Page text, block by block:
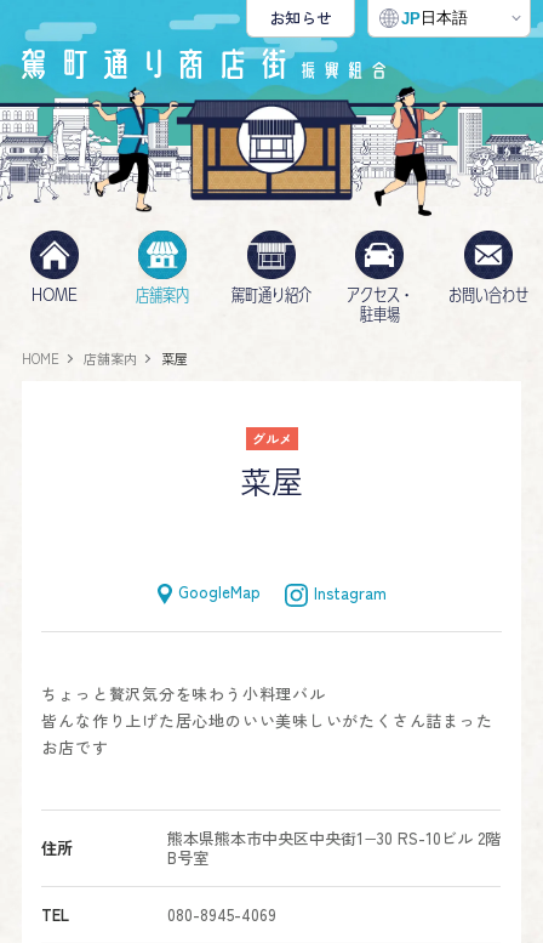
HOME 店舗案内 駕町通り紹介
アクセス・
駐車場
お問い合わせ
お知らせ JP 日本語
HOME 店舗案内 菜屋
グルメ
菜屋
GoogleMap Instagram
ちょっと贅沢気分を味わう小料理バル
皆んな作り上げた居心地のいい美味しいがたくさん詰まった
お店です
住所
熊本県熊本市中央区中央街1−30 RS-10ビル 2階
B号室
TEL 080-8945-4069